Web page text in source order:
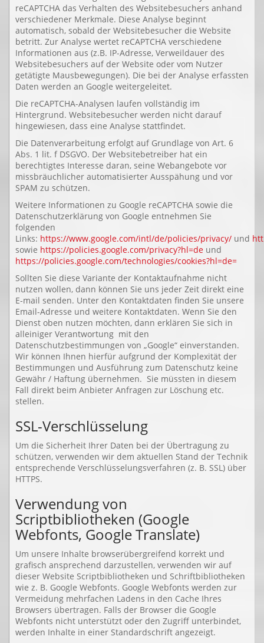
reCAPTCHA das Verhalten des Websitebesuchers anhand
verschiedener Merkmale. Diese Analyse beginnt
automatisch, sobald der Websitebesucher die Website
betritt. Zur Analyse wertet reCAPTCHA verschiedene
Informationen aus (z.B. IP-Adresse, Verweildauer des
Websitebesuchers auf der Website oder vom Nutzer
getätigte Mausbewegungen). Die bei der Analyse erfassten
Daten werden an Google weitergeleitet.
Die reCAPTCHA-Analysen laufen vollständig im
Hintergrund. Websitebesucher werden nicht darauf
hingewiesen, dass eine Analyse stattfindet.
Die Datenverarbeitung erfolgt auf Grundlage von Art. 6
Abs. 1 lit. f DSGVO. Der Websitebetreiber hat ein
berechtigtes Interesse daran, seine Webangebote vor
missbräuchlicher automatisierter Ausspähung und vor
SPAM zu schützen.
Weitere Informationen zu Google reCAPTCHA sowie die
Datenschutzerklärung von Google entnehmen Sie
folgenden
Links: https://www.google.com/intl/de/policies/privacy/ und
sowie https://policies.google.com/privacy?hl=de und
https://policies.google.com/technologies/cookies?hl=de=
Sollten Sie diese Variante der Kontaktaufnahme nicht
nutzen wollen, dann können Sie uns jeder Zeit direkt eine
E-mail senden. Unter den Kontaktdaten finden Sie unsere
Email-Adresse und weitere Kontaktdaten. Wenn Sie den
Dienst oben nutzen möchten, dann erklären Sie sich in
alleiniger Verantwortung mit den
Datenschutzbestimmungen von „Google“ einverstanden.
Wir können Ihnen hierfür aufgrund der Komplexität der
Bestimmungen und Ausführung zum Datenschutz keine
Gewähr / Haftung übernehmen. Sie müssten in diesem
Fall direkt beim Anbieter Anfragen zur Löschung etc.
stellen.
SSL-Verschlüsselung
Um die Sicherheit Ihrer Daten bei der Übertragung zu
schützen, verwenden wir dem aktuellen Stand der Technik
entsprechende Verschlüsselungsverfahren (z. B. SSL) über
HTTPS.
Verwendung von
Scriptbibliotheken (Google
Webfonts, Google Translate)
Um unsere Inhalte browserübergreifend korrekt und
grafisch ansprechend darzustellen, verwenden wir auf
dieser Website Scriptbibliotheken und Schriftbibliotheken
wie z. B. Google Webfonts. Google Webfonts werden zur
Vermeidung mehrfachen Ladens in den Cache Ihres
Browsers übertragen. Falls der Browser die Google
Webfonts nicht unterstützt oder den Zugriff unterbindet,
werden Inhalte in einer Standardschrift angezeigt.